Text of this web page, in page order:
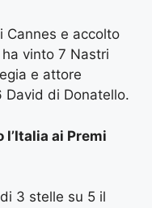
Cannes e accolto
ha vinto 7 Nastri
e attore
David di Donatello.
ai Premi
3 stelle su 5 il